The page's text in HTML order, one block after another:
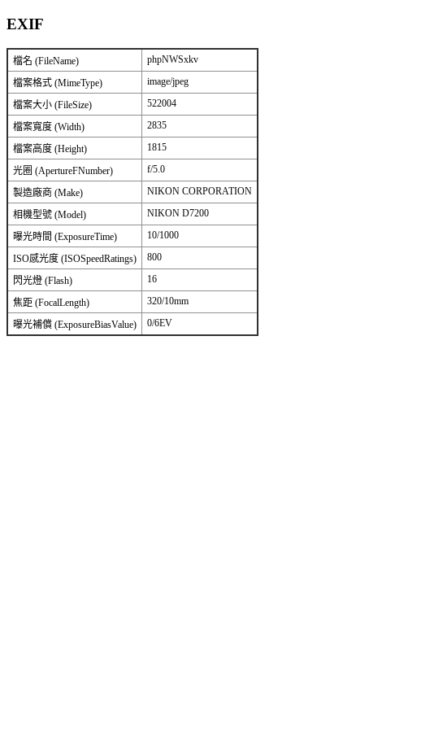
EXIF
檔名 (FileName) phpNWSxkv
檔案格式 (MimeType) image/jpeg
檔案大小 (FileSize) 522004
檔案寬度 (Width) 2835
檔案高度 (Height) 1815
光圈 (ApertureFNumber) f/5.0
製造廠商 (Make) NIKON CORPORATION
相機型號 (Model) NIKON D7200
曝光時間 (ExposureTime) 10/1000
ISO感光度 (ISOSpeedRatings) 800
閃光燈 (Flash) 16
焦距 (FocalLength) 320/10mm
曝光補償 (ExposureBiasValue) 0/6EV